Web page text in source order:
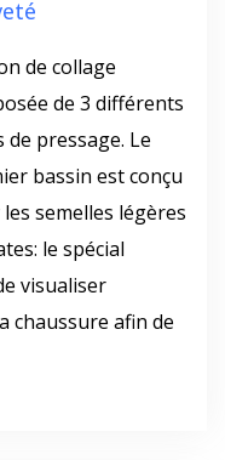
de collage
de 3 différents
de pressage. Le
bassin est conçu
semelles légères
le spécial
visualiser
chaussure afin de